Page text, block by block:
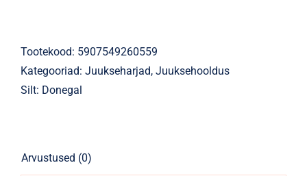
kogus
Tootekood: 5907549260559
Kategooriad: Juukseharjad, Juuksehooldus
Silt: Donegal
Arvustused (0)